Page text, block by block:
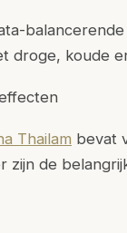
droge, koude
Thailam bevat
zijn de